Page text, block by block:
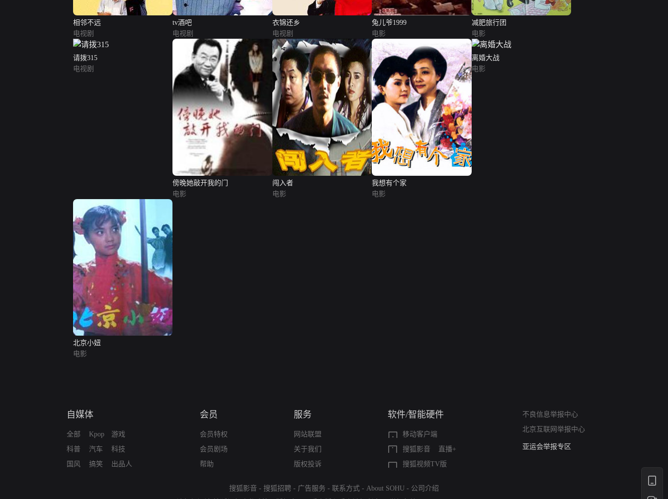
相邻不远
电视剧
tv酒吧
电视剧
衣锦还乡
电视剧
兔儿爷1999
电影
减肥旅行团
电影
请拨315
电视剧
傍晚她敲开我的门
电影
闯入者
电影
我想有个家
电影
离婚大战
电影
北京小妞
电影
自媒体
全部
科普
国风
Kpop
汽车
搞笑
游戏
科技
出品人
会员
会员特权
会员剧场
帮助
服务
网站联盟
关于我们
版权投诉
软件/智能硬件
移动客户端
搜狐影音
直播+
搜狐视频TV版
不良信息举报中心
北京互联网举报中心
算法推荐专项举报
亚运会举报专区
搜狐影音 - 搜狐招聘 - 广告服务 - 联系方式 - About SOHU - 公司介绍